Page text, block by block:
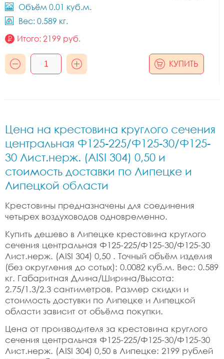
Объём 0.01 куб.м.
Вес: 0.589 кг.
Итого: 2199 руб.
КУПИТЬ
Цена на крестовина круглого сечения
центральная Ф125-225/Ф125-30/Ф125-
30 Лист.нерж. (AISI 304) 0,50 и
стоимость доставки по Липецке и
Липецкой области
Крестовины предназначены для соединения
четырех воздуховодов одновременно.
Купить дешево в Липецке крестовина круглого
сечения центральная Ф125-225/Ф125-30/Ф125-30
Лист.нерж. (AISI 304) 0,50 . Точный объём изделия
(без округления до сотых): 0.0082 куб.м. Вес: 0.589
кг. Габаритная Длина/Ширина/Высота:
2.75/1.3/2.3 сантиметров. Размер скидки и
стоимость достувки по Липецке и Липецкой
области зависит от объёма покупки.
Цена от производителя за крестовина круглого
сечения центральная Ф125-225/Ф125-30/Ф125-30
Лист.нерж. (AISI 304) 0,50 в Липецке: 2199 рублей